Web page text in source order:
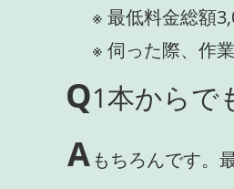
※ 最低料金総額
※ 伺った際、作
Q1本からで
Aもちろんです。